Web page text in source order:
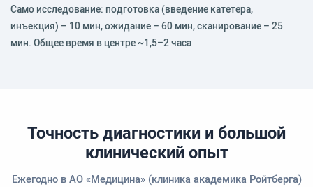
Само исследование: подготовка (введение катетера,
инъекция) – 10 мин, ожидание – 60 мин, сканирование – 25
мин. Общее время в центре ~1,5–2 часа
Точность диагностики и большой
клинический опыт
Ежегодно в АО «Медицина» (клиника академика Ройтберга)